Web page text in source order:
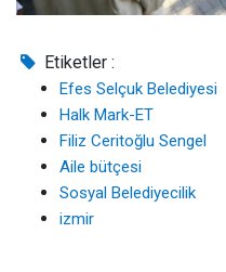
Etiketler :
Efes Selçuk Belediyesi
Halk Mark-ET
Filiz Ceritoğlu Sengel
Aile bütçesi
Sosyal Belediyecilik
izmir